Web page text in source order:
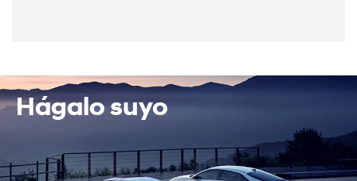
Hágalo suyo